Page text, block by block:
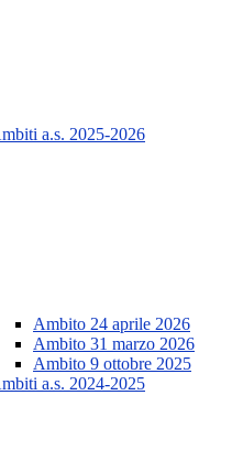
a.s. 2025-2026
Ambito 24 aprile 2026
Ambito 31 marzo 2026
Ambito 9 ottobre 2025
a.s. 2024-2025